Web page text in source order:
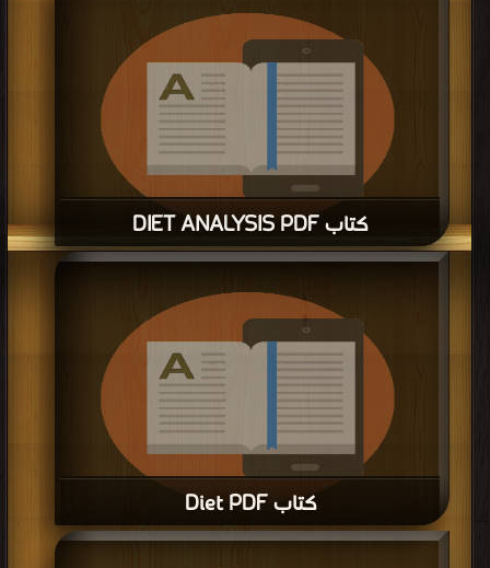
في اكبر مكتبة| التحميل : مرة/مرات
كتاب DIET ANALYSIS PDF
قراءة و تحميل كتاب كتاب DIET ANALYSIS PDF مجانا | مكتبة > كتب في اكبر مكتبة
| التحميل : مرة/مرات
كتاب Diet PDF
قراءة و تحميل كتاب كتاب Diet PDF مجانا | مكتبة > كتب في مجانا